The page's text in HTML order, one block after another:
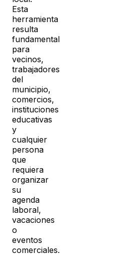
Esta
herramienta
resulta
fundamental
para
vecinos,
trabajadores
del
municipio,
comercios,
instituciones
educativas
y
cualquier
persona
que
requiera
organizar
su
agenda
laboral,
vacaciones
o
eventos
comerciales.